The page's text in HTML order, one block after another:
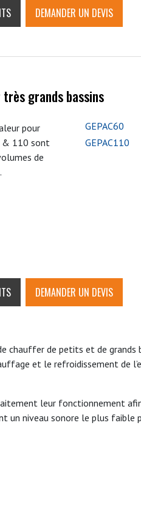
DEMANDER UN DEVIS
grands bassins
pour
& 110 sont
de
GEPAC60
GEPAC110
DEMANDER UN DEVIS
de petits et de grands
et le refroidissement de
leur fonctionnement
un niveau sonore le plus faible